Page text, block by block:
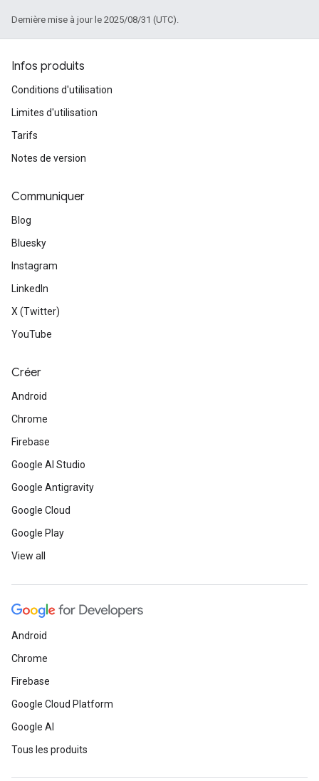
Dernière mise à jour le 2025/08/31 (UTC).
Infos produits
Conditions d'utilisation
Limites d'utilisation
Tarifs
Notes de version
Communiquer
Blog
Bluesky
Instagram
LinkedIn
X (Twitter)
YouTube
Créer
Android
Chrome
Firebase
Google AI Studio
Google Antigravity
Google Cloud
Google Play
View all
Android
Chrome
Firebase
Google Cloud Platform
Google AI
Tous les produits